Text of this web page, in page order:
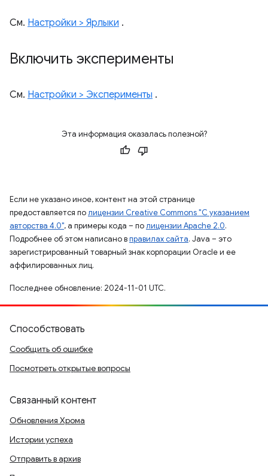
См. Настройки > Ярлыки .
Включить эксперименты
См. Настройки > Эксперименты .
Эта информация оказалась полезной?
Если не указано иное, контент на этой странице
предоставляется полицензии Creative Commons "С указанием
авторства 4.0", а примеры кода – полицензии Apache 2.0.
Подробнее об этом написано вправилах сайта. Java – это
зарегистрированный товарный знак корпорации Oracle и ее
аффилированных лиц.
Последнее обновление: 2024-11-01 UTC.
Способствовать
Сообщить об ошибке
Посмотреть открытые вопросы
Связанный контент
Обновления Хрома
Истории успеха
Отправить в архив